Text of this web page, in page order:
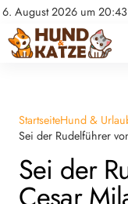
6. August 2026 um
Datenschutz
Impressum
Pferde
Ratgeber
StartseiteHund &
Sei der Rudelführer
Sei der